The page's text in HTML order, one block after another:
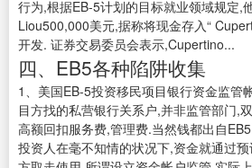
行为,根据EB-5计划的目标就业领域规定,
Liou500,000美元,据称将现金存入“
开发. 证券交易委员会表示,Cupertino...
四、EB5各种陷阱收集
1、美国EB-5投资移民项目银行资金监管
目方找的私营银行关系户,并非监管部门,
高额回扣服务费,管理费.当然钱都出自
投资人在毫不知情的状况下,资金就通过